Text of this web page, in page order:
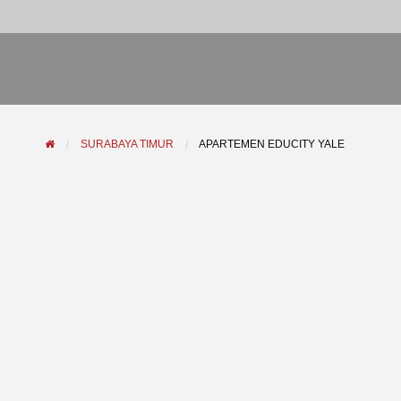
SURABAYA TIMUR APARTEMEN EDUCITY YALE